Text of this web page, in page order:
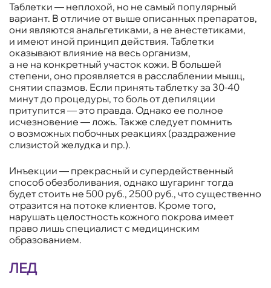
Таблетки — неплохой, но не самый популярный
вариант. В отличие от выше описанных препаратов,
они являются анальгетиками, а не анестетиками,
и имеют иной принцип действия. Таблетки
оказывают влияние на весь организм,
а не на конкретный участок кожи. В большей
степени, оно проявляется в расслаблении мышц,
снятии спазмов. Если принять таблетку за 30-40
минут до процедуры, то боль от депиляции
притупится — это правда. Однако ее полное
исчезновение — ложь. Также следует помнить
о возможных побочных реакциях (раздражение
слизистой желудка и пр.).
Инъекции — прекрасный и супердейственный
способ обезболивания, однако шугаринг тогда
будет стоить не 500 руб., 2500 руб., что существенно
отразится на потоке клиентов. Кроме того,
нарушать целостность кожного покрова имеет
право лишь специалист с медицинским
образованием.
ЛЕД